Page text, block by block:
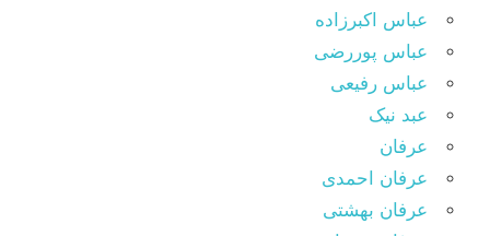
عباس اکبرزاده
عباس پوررضی
عباس رفیعی
عبد نیک
عرفان
عرفان احمدی
عرفان بهشتی